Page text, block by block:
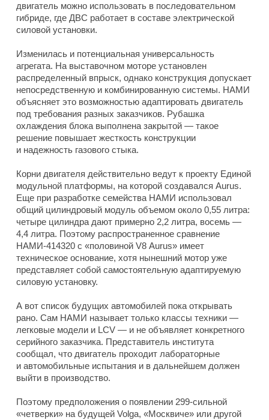
двигатель можно использовать в последовательном
гибриде, где ДВС работает в составе электрической
силовой установки.
Изменилась и потенциальная универсальность
агрегата. На выставочном моторе установлен
распределенный впрыск, однако конструкция допускает
непосредственную и комбинированную системы. НАМИ
объясняет это возможностью адаптировать двигатель
под требования разных заказчиков. Рубашка
охлаждения блока выполнена закрытой — такое
решение повышает жесткость конструкции
и надежность газового стыка.
Корни двигателя действительно ведут к проекту Единой
модульной платформы, на которой создавался Aurus.
Еще при разработке семейства НАМИ использовал
общий цилиндровый модуль объемом около 0,55 литра:
четыре цилиндра дают примерно 2,2 литра, восемь —
4,4 литра. Поэтому распространенное сравнение
НАМИ-414320 с «половиной V8 Aurus» имеет
техническое основание, хотя нынешний мотор уже
представляет собой самостоятельную адаптируемую
силовую установку.
А вот список будущих автомобилей пока открывать
рано. Сам НАМИ называет только классы техники —
легковые модели и LCV — и не объявляет конкретного
серийного заказчика. Представитель института
сообщал, что двигатель проходит лабораторные
и автомобильные испытания и в дальнейшем должен
выйти в производство.
Поэтому предположения о появлении 299-сильной
«четверки» на будущей Volga, «Москвиче» или другой